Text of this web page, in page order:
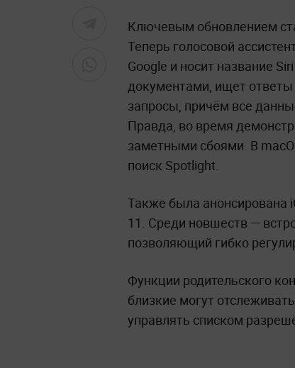
Ключевым обновлением
Теперь голосовой
Google и носит название
документами, ищет
запросы, причём все
Правда, во время
заметными сбоями. В
поиск Spotlight.
Также была анонсирована
11. Среди новшеств —
позволяющий гибко
Функции родительского
близкие могут
управлять списком